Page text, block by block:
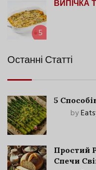
5
ВИПІЧКА
Останні Статті
5
by
Простий
Спечи